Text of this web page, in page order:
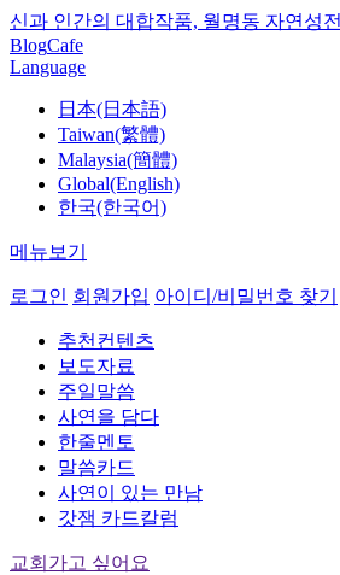
신과 인간의 대합작품, 월명동 자연성전
BlogCafe
Language
日本(日本語)
Taiwan(繁體)
Malaysia(簡體)
Global(English)
한국(한국어)
메뉴보기
로그인 회원가입 아이디/비밀번호 찾기
추천컨텐츠
보도자료
주일말씀
사연을 담다
한줄멘토
말씀카드
사연이 있는 만남
갓잼 카드칼럼
교회가고 싶어요